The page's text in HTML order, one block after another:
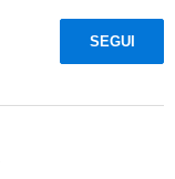
SEGUI